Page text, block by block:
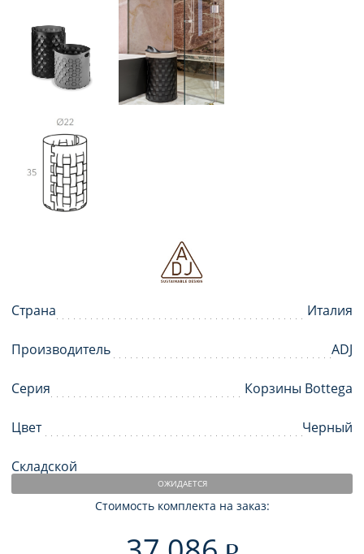
Страна Италия
Производитель ADJ
Серия Корзины Bottega
Цвет Черный
Складской
ОЖИДАЕТСЯ
Стоимость комплекта на заказ: